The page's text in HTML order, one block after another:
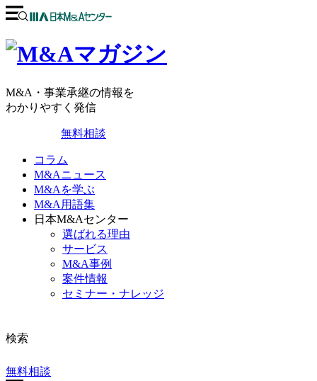
M&A・事業承継の情報を
わかりやすく発信
無料相談
コラム
M&Aニュース
M&Aを学ぶ
M&A用語集
日本M&Aセンター
選ばれる理由
サービス
M&A事例
案件情報
セミナー・ナレッジ
検索
無料相談